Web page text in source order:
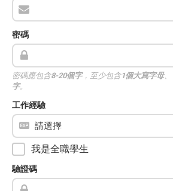
密碼
密碼應包含8-20個字，至少包含1個大寫字母、
字。
工作經驗
我是全職學生
驗證碼